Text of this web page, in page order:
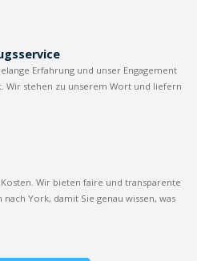
Erfahrung und unser Engagement
stehen zu unserem Wort und liefern
Wir bieten faire und transparente
York, damit Sie genau wissen, was